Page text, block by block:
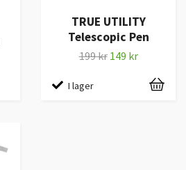
TRUE UTILITY
Telescopic Pen
199 kr 149 kr
I lager